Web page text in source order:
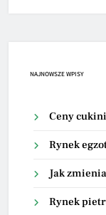
NAJNOWSZE WPISY
Ceny
Rynek
Jak
Rynek